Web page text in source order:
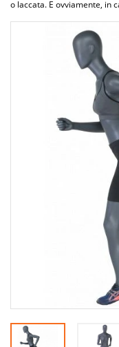
o laccata. E ovviamente, in